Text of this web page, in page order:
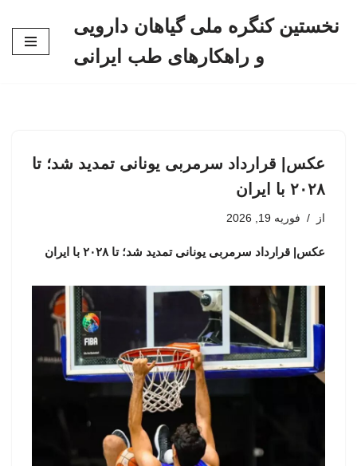
نخستین کنگره ملی گیاهان دارویی
و راهکارهای طب ایرانی
عکس| قرارداد سرمربی یونانی تمدید شد؛ تا
۲۰۲۸ با ایران
از فوریه 19, 2026
عکس| قرارداد سرمربی یونانی تمدید شد؛ تا ۲۰۲۸ با ایران